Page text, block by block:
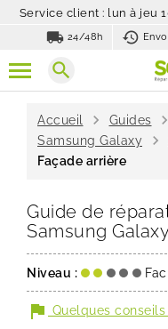
Service client : lun à jeu
local_shipping 24/48h
search
Accueil chevron_right Guides chevron_right
Samsung Galaxy chevron_right
Façade arrière
Guide de
Samsung
Niveau :
flag Quelques